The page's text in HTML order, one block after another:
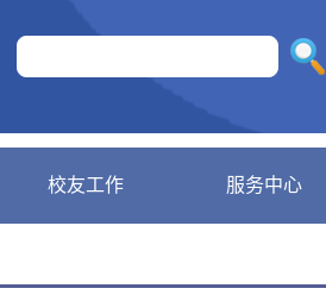
校友工作 服务中心